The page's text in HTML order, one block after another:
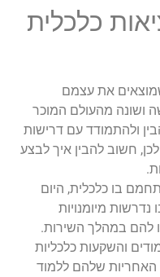
כלכלית
את עצמם
ושונה מהעולם המוכר
ולהתמודד עם דרישות
חשוב להבין איך לבצע
בו כלכלית, היום
מיומנויות
להם במהלך השירות.
והשקעות כלכליות
האחריות שלהם ללמוד